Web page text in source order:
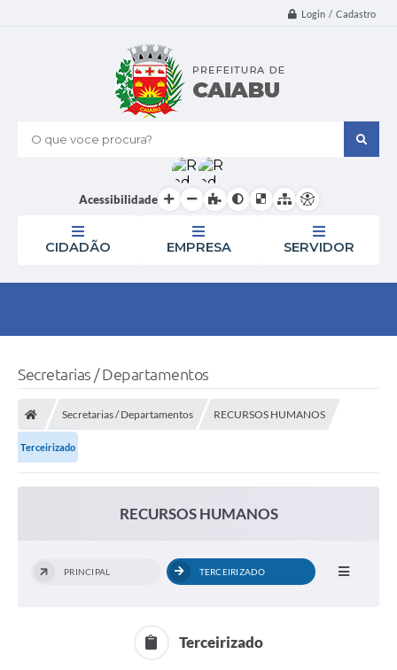
Login / Cadastro
O que voce procura?
Acessibilidade
CIDADÃO EMPRESA SERVIDOR
Secretarias / Departamentos
Secretarias / Departamentos RECURSOS HUMANOS
Terceirizado
RECURSOS HUMANOS
PRINCIPAL TERCEIRIZADO
Terceirizado